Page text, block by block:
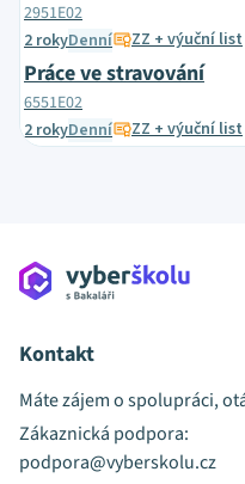
2951E02
2 rokyDenní ZZ + výuční list
Práce ve stravování
6551E02
2 rokyDenní ZZ + výuční list
Kontakt
Máte zájem o spolupráci,
Zákaznická podpora:
podpora@vyberskolu.cz